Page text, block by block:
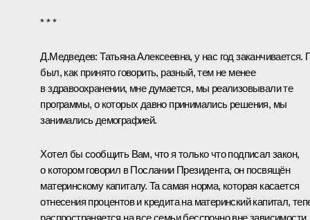
* * *
Д.Медведев: Татьяна Алексеевна, у нас год заканчивается.
был, как принято говорить, разный, тем не менее
в здравоохранении, мне думается, мы реализовывали те
программы, о которых давно принимались решения, мы
занимались демографией.
Хотел бы сообщить Вам, что я только что подписал закон,
о котором говорил вПосланииПрезидента, он посвящён
материнскому капиталу. Та самая норма, которая касается
отнесения процентов и кредита на материнский капитал,
распространяется на все семьи бессрочно вне зависимости